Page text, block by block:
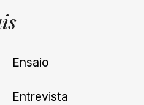
Ensaio
Entrevista